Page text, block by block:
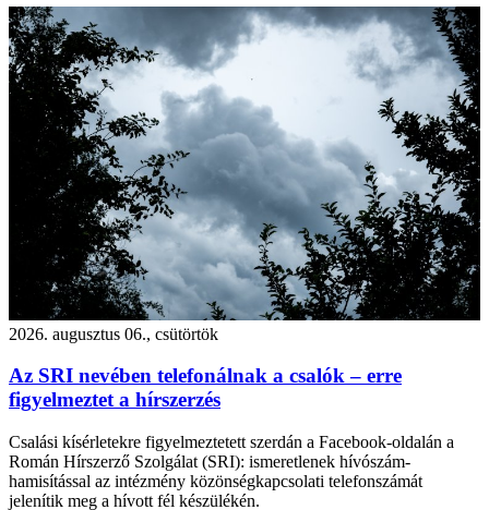
2026. augusztus 06., csütörtök
Az SRI nevében telefonálnak a csalók – erre
figyelmeztet a hírszerzés
Csalási kísérletekre figyelmeztetett szerdán a Facebook-oldalán a
Román Hírszerző Szolgálat (SRI): ismeretlenek hívószám-
hamisítással az intézmény közönségkapcsolati telefonszámát
jelenítik meg a hívott fél készülékén.